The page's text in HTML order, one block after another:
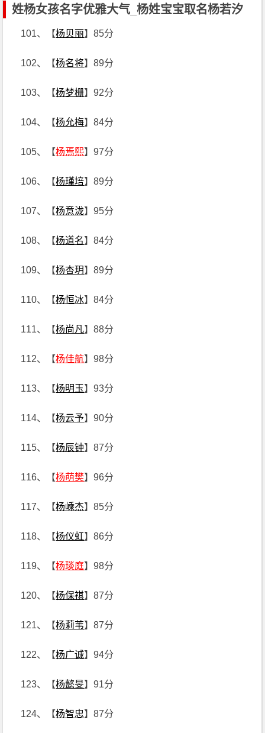
姓杨女孩名字优雅大气_杨姓宝宝取名杨若汐
101、【杨贝丽】85分
102、【杨名将】89分
103、【杨梦栅】92分
104、【杨允梅】84分
105、【杨焉熙】97分
106、【杨瑾培】89分
107、【杨意泷】95分
108、【杨道名】84分
109、【杨杏玥】89分
110、【杨恒冰】84分
111、【杨尚凡】88分
112、【杨佳航】98分
113、【杨明玉】93分
114、【杨云予】90分
115、【杨辰钟】87分
116、【杨萌樊】96分
117、【杨嵊杰】85分
118、【杨仪虹】86分
119、【杨琰庭】98分
120、【杨保祺】87分
121、【杨莉苇】87分
122、【杨广诚】94分
123、【杨懿旻】91分
124、【杨智忠】87分